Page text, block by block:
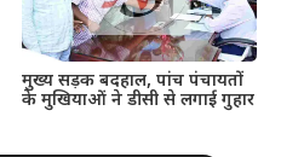
मुख्य सड़क बदहाल, पांच पंचायतों
के मुखियाओं ने डीसी से लगाई गुहार